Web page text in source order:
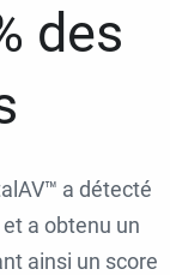
des
a détecté
a obtenu un
ainsi un score